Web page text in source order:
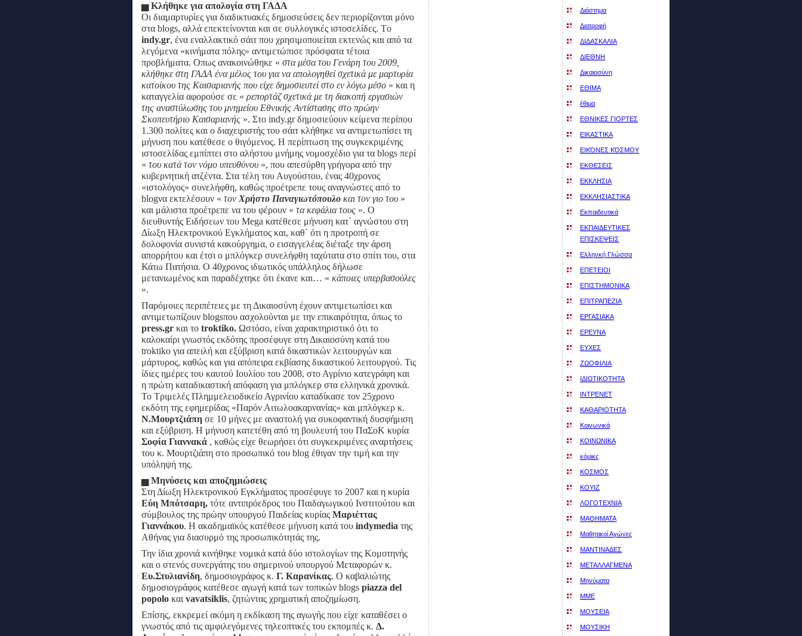
▅Κλήθηκε για απολογία στη ΓΑΔΑ
Οι διαμαρτυρίες για διαδικτυακές δημοσιεύσεις δεν περιορίζονται μόνο
στα blogs, αλλά επεκτείνονται και σε συλλογικές ιστοσελίδες. Τo
indy.gr, ένα εναλλακτικό σάιτ που χρησιμοποιείται εκτενώς και από τα
λεγόμενα «κινήματα πόλης» αντιμετώπισε πρόσφατα τέτοια
προβλήματα. Οπως ανακοινώθηκε « στα μέσα του Γενάρη του 2009,
κλήθηκε στη ΓΑΔΑ ένα μέλος του για να απολογηθεί σχετικά με μαρτυρία
κατοίκου της Καισαριανής που είχε δημοσιευτεί στο εν λόγω μέσο » και η
καταγγελία αφορούσε σε « ρεπορτάζ σχετικά με τη διακοπή εργασιών
της αναστύλωσης του μνημείου Εθνικής Αντίστασης στο πρώην
Σκοπευτήριο Καισαριανής ». Στο indy.gr δημοσιεύουν κείμενα περίπου
1.300 πολίτες και ο διαχειριστής του σάιτ κλήθηκε να αντιμετωπίσει τη
μήνυση που κατέθεσε ο θιγόμενος. Η περίπτωση της συγκεκριμένης
ιστοσελίδας εμπίπτει στο αλήστου μνήμης νομοσχέδιο για τα blogs περί
« του κατά τον νόμο υπευθύνου », που απεσύρθη γρήγορα από την
κυβερνητική ατζέντα. Στα τέλη του Αυγούστου, ένας 40χρονος
«ιστολόγος» συνελήφθη, καθώς προέτρεπε τους αναγνώστες από το
blogνα εκτελέσουν « τον Χρήστο Παναγιωτόπουλο και τον γιο του »
και μάλιστα προέτρεπε να του φέρουν « τα κεφάλια τους ». Ο
διευθυντής Ειδήσεων του Μega κατέθεσε μήνυση κατ΄ αγνώστου στη
Δίωξη Ηλεκτρονικού Εγκλήματος και, καθ΄ ότι η προτροπή σε
δολοφονία συνιστά κακούργημα, ο εισαγγελέας διέταξε την άρση
απορρήτου και έτσι ο μπλόγκερ συνελήφθη ταχύτατα στο σπίτι του, στα
Κάτω Πατήσια. Ο 40χρονος ιδιωτικός υπάλληλος δήλωσε
μετανιωμένος και παραδέχτηκε ότι έκανε και… « κάποιες υπερβασούλες
».
Παρόμοιες περιπέτειες με τη Δικαιοσύνη έχουν αντιμετωπίσει και
αντιμετωπίζουν blogsπου ασχολούνται με την επικαιρότητα, όπως το
press.gr και το troktiko. Ωστόσο, είναι χαρακτηριστικό ότι το
καλοκαίρι γνωστός εκδότης προσέφυγε στη Δικαιοσύνη κατά του
troktiko για απειλή και εξύβριση κατά δικαστικών λειτουργών και
μάρτυρος, καθώς και για απόπειρα εκβίασης δικαστικού λειτουργού. Τις
ίδιες ημέρες του καυτού Ιουλίου του 2008, στο Αγρίνιο κατεγράφη και
η πρώτη καταδικαστική απόφαση για μπλόγκερ στα ελληνικά χρονικά.
Το Τριμελές Πλημμελειοδικείο Αγρινίου καταδίκασε τον 25χρονο
εκδότη της εφημερίδας «Παρόν Αιτωλοακαρνανίας» και μπλόγκερ κ.
Ν.Μουρτζιάπη σε 10 μήνες με αναστολή για συκοφαντική δυσφήμιση
και εξύβριση. Η μήνυση κατετέθη από τη βουλευτή του ΠαΣοΚ κυρία
Σοφία Γιαννακά , καθώς είχε θεωρήσει ότι συγκεκριμένες αναρτήσεις
του κ. Μουρτζιάπη στο προσωπικό του blog έθιγαν την τιμή και την
υπόληψή της.
▅Μηνύσεις και αποζημιώσεις
Στη Δίωξη Ηλεκτρονικού Εγκλήματος προσέφυγε το 2007 και η κυρία
Εύη Μπότσαρη, τότε αντιπρόεδρος του Παιδαγωγικού Ινστιτούτου και
σύμβουλος της πρώην υπουργού Παιδείας κυρίας Μαριέττας
Γιαννάκου. Η ακαδημαϊκός κατέθεσε μήνυση κατά του indymedia της
Αθήνας για διασυρμό της προσωπικότητάς της.
Την ίδια χρονιά κινήθηκε νομικά κατά δύο ιστολογίων της Κομοτηνής
και ο στενός συνεργάτης του σημερινού υπουργού Μεταφορών κ.
Ευ.Στυλιανίδη, δημοσιογράφος κ. Γ. Καρανίκας. Ο καβαλιώτης
δημοσιογράφος κατέθεσε αγωγή κατά των τοπικών blogs piazza del
popolo και vavatsiklis, ζητώντας χρηματική αποζημίωση.
Επίσης, εκκρεμεί ακόμη η εκδίκαση της αγωγής που είχε καταθέσει ο
γνωστός από τις αμφιλεγόμενες τηλεοπτικές του εκπομπές κ. Δ.
Διάστημα
Διατροφή
ΔΙΔΑΣΚΑΛΙΑ
ΔΙΕΘΝΗ
Δικαιοσύνη
ΕΘΙΜΑ
έθιμα
ΕΘΝΙΚΕΣ ΓΙΟΡΤΕΣ
ΕΙΚΑΣΤΙΚΑ
ΕΙΚΌΝΕΣ ΚΌΣΜΟΥ
ΕΚΘΕΣEΙΣ
ΕΚΚΛΗΣΙΑ
ΕΚΚΛΗΣΙΑΣΤΙΚΑ
Εκπαιδευτικά
ΕΚΠΑΙΔΕΥΤΙΚΕΣ
ΕΠΙΣΚΕΨΕΙΣ
Ελληνκή Γλώσσα
ΕΠΕΤΕΙΟΙ
ΕΠΙΣΤΗΜΟΝΙΚΑ
ΕΠΙΤΡΑΠΕΖΙΑ
ΕΡΓΑΣΙΑΚΑ
ΕΡΕΥΝΑ
ΕΥΧΕΣ
ΖΩΟΦΙΛΙΑ
ΙΔΙΩΤΙΚΟΤΗΤΑ
ΙΝΤΡΕΝΕΤ
ΚΑΘΑΡΙΟΤΗΤΑ
Κοινωνικά
ΚΟΙΝΩΝΙΚΑ
κόμικς
ΚΟΣΜΟΣ
ΚΟΥΙΖ
ΛΟΓΟΤΕΧΝΙΑ
ΜΑΘΗΜΑΤΑ
Μαθητικοί Αγώνες
ΜΑΝΤΙΝΑΔΕΣ
ΜΕΤΑΛΛΑΓΜΕΝΑ
Μηνύματα
ΜΜΕ
ΜΟΥΣΕΙΑ
ΜΟΥΣΙΚΗ